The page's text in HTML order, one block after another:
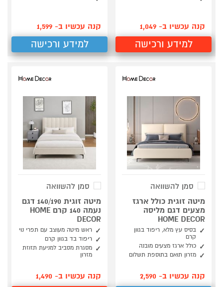
קנה עכשיו ב- 1,049
למידע ורכישה
קנה עכשיו ב- 1,599
למידע ורכישה
סמן להשוואה
מיטה זוגית כולל ארגז
מצעים דגם מליסה
HOME DECOR
בסיס עץ מלא, ריפוד בגוון
קרם
כולל ארגז מצעים מובנה
מזרון תואם בתוספת תשלום
קנה עכשיו ב- 2,590
סמן להשוואה
מיטה זוגית 140/190 דגם
נעמה 140 קרם HOME
DECOR
ראש מיטה מעוצב עם תפרי נוי
ריפוד בד בגוון קרם
מסגרת מסביב למניעת תזוזת
מזרון
קנה עכשיו ב- 1,490